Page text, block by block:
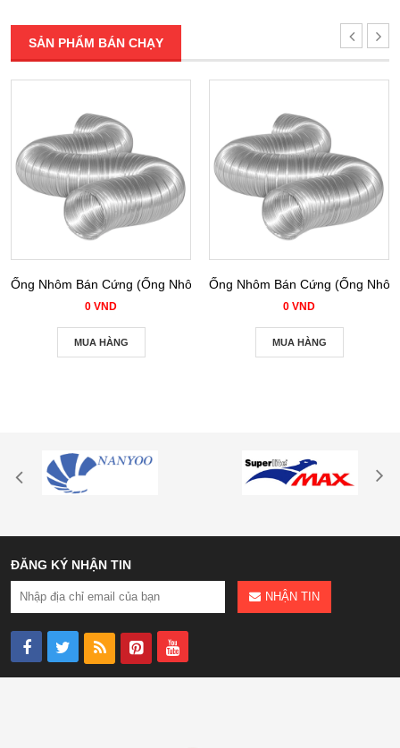
SẢN PHẨM BÁN CHẠY
Ống Nhôm Bán Cứng (Ống Nhôm Nhún) phi 100
0 VND
MUA HÀNG
Ống Nhôm Bán Cứng (Ống
0 VND
MUA HÀNG
ĐĂNG KÝ NHẬN TIN
NHẬN TIN